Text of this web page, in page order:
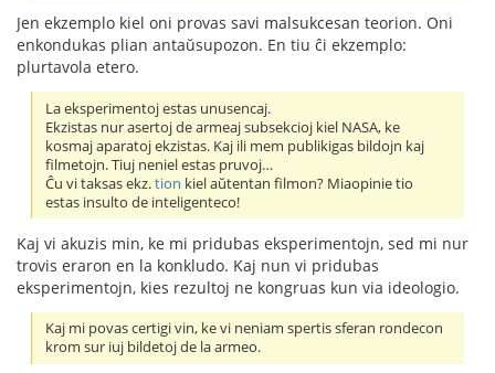
Jen ekzemplo kiel oni provas savi malsukcesan teorion. Oni
enkondukas plian antaŭsupozon. En tiu ĉi ekzemplo:
plurtavola etero.
La eksperimentoj estas unusencaj.
Ekzistas nur asertoj de armeaj subsekcioj kiel NASA, ke
kosmaj aparatoj ekzistas. Kaj ili mem publikigas bildojn kaj
filmetojn. Tiuj neniel estas pruvoj…
Ĉu vi taksas ekz.tion kiel aŭtentan filmon? Miaopinie tio
estas insulto de inteligenteco!
Kaj vi akuzis min, ke mi pridubas eksperimentojn, sed mi nur
trovis eraron en la konkludo. Kaj nun vi pridubas
eksperimentojn, kies rezultoj ne kongruas kun via ideologio.
Kaj mi povas certigi vin, ke vi neniam spertis sferan rondecon
krom sur iuj bildetoj de la armeo.